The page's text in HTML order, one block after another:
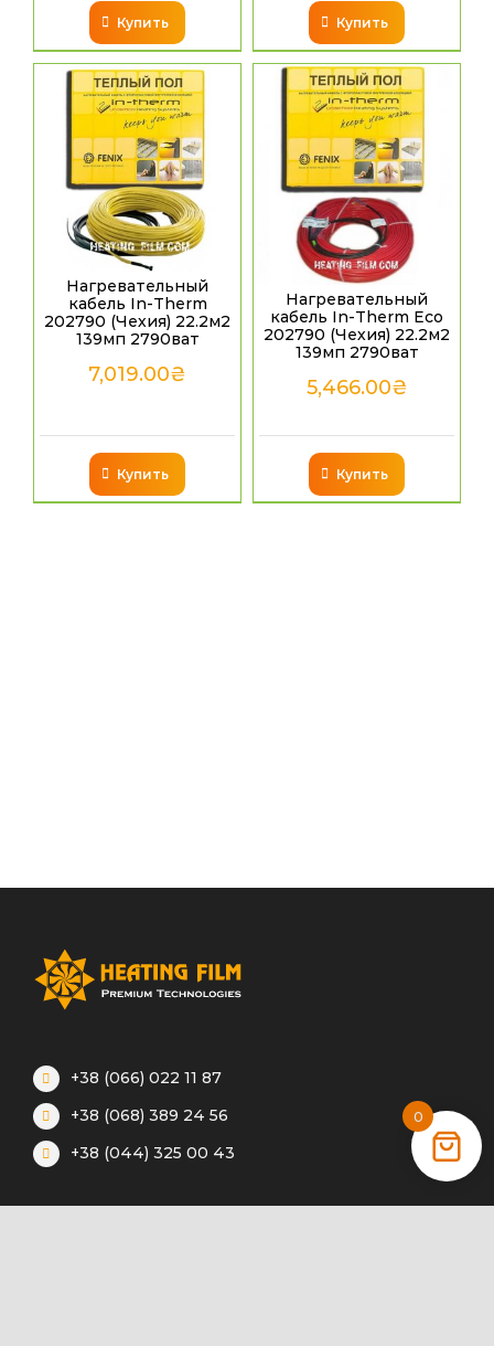
Купить Купить
Нагревательный
кабель In-Therm
202790 (Чехия) 22.2м2
139мп 2790ват
7,019.00₴
Купить
Нагревательный
кабель In-Therm Eco
202790 (Чехия) 22.2м2
139мп 2790ват
5,466.00₴
Купить
+38 (066) 022 11 87
+38 (068) 389 24 56
+38 (044) 325 00 43
0